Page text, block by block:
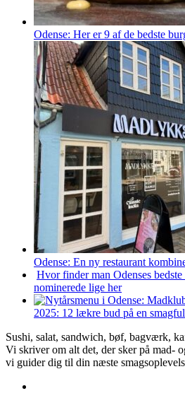
Odense: Her er 9 af de bedste
Odense: En ny restaurant
Hvor finder man Odenses bedste
nominerede lige her
2025: 12 lækre bud på en
Sushi, salat, sandwich, bøf, bagværk,
Vi skriver om alt det, der sker på mad-
vi guider dig til din næste